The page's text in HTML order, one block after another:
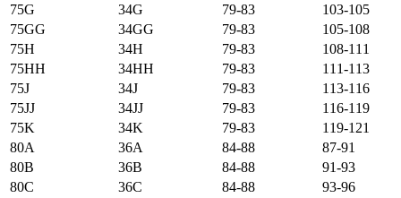
75G
34G 79-83
103-105
75GG
34GG 79-83
105-108
75H
34H 79-83
108-111
75HH
34HH 79-83
111-113
75J
34J 79-83
113-116
75JJ
34JJ 79-83
116-119
75K
34K 79-83
119-121
80А
36А 84-88
87-91
80B
36B 84-88
91-93
80C
36C 84-88
93-96